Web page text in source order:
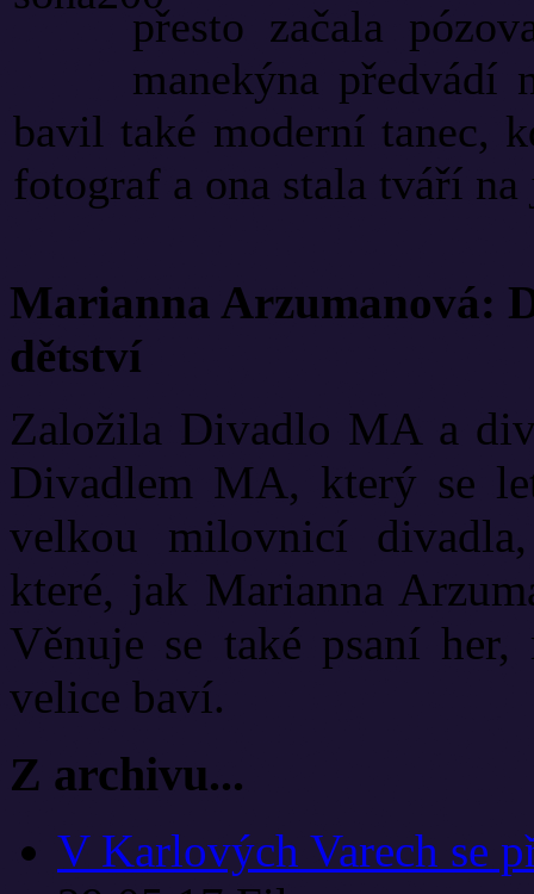
přesto začala
manekýna
bavil také moderní tanec,
fotograf a ona stala tváří
Marianna Arzumanová:
dětství
Založila Divadlo MA a
Divadlem MA, který se
velkou milovnicí
které, jak Marianna
Věnuje se také psaní
velice baví.
Z archivu...
V Karlových Varech se